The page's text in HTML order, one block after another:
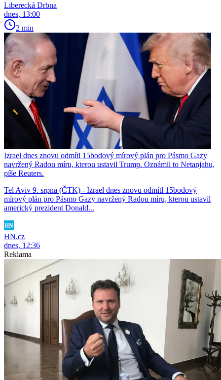
Liberecká Drbna
dnes, 13:00
2 min
Izrael dnes znovu odmítl 15bodový mírový plán pro Pásmo Gazy
navržený Radou míru, kterou ustavil Trump. Oznámil to Netanjahu,
píše Reuters.
Tel Aviv 9. srpna (ČTK) - Izrael dnes znovu odmítl 15bodový
mírový plán pro Pásmo Gazy navržený Radou míru, kterou ustavil
americký prezident Donald...
HN.cz
dnes, 12:36
Reklama